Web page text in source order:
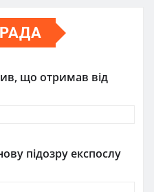
що отримав від
підозру експослу